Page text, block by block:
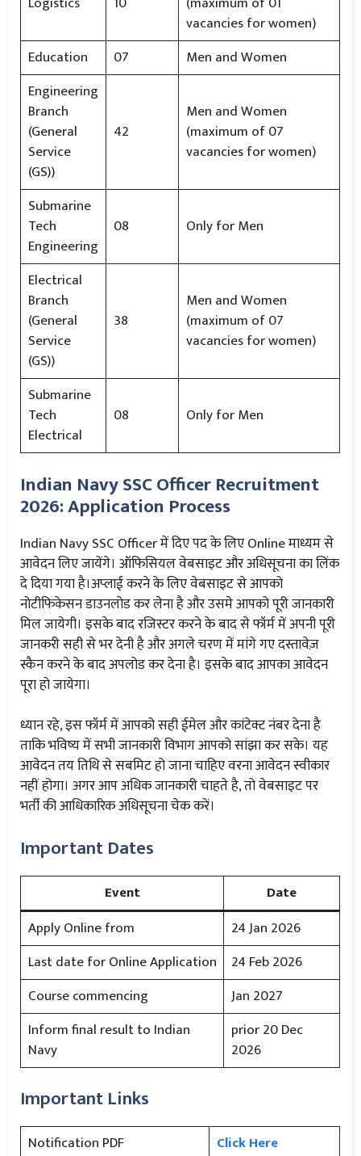
vacancies for women)
Education
07
Men and Women
Engineering
Branch
(General
Service
(GS))
42
Men and Women
(maximum of 07
vacancies for women)
Submarine
Tech
Engineering
08 Only for Men
Electrical
Branch
(General
Service
(GS))
38
Men and Women
(maximum of 07
vacancies for women)
Submarine
Tech
Electrical
08 Only for Men
Indian Navy SSC Officer Recruitment
2026: Application Process
Indian Navy SSC Officer में दिए पद के लिए Online माध्यम से
आवेदन लिए जायेंगे। ऑफिसियल वेबसाइट और अधिसूचना का लिंक
दे दिया गया है।अप्लाई करने के लिए वेबसाइट से आपको
नोटीफिकेसन डाउनलोड कर लेना है और उसमे आपको पूरी जानकारी
मिल जायेगी। इसके बाद रजिस्टर करने के बाद से फॉर्म में अपनी पूरी
जानकरी सही से भर देनी है और अगले चरण में मांगे गए दस्तावेज़
स्कैन करने के बाद अपलोड कर देना है। इसके बाद आपका आवेदन
पूरा हो जायेगा।
ध्यान रहे, इस फॉर्म में आपको सही ईमेल और कांटेक्ट नंबर देना है
ताकि भविष्य में सभी जानकारी विभाग आपको सांझा कर सके। यह
आवेदन तय तिथि से सबमिट हो जाना चाहिए वरना आवेदन स्वीकार
नहीं होगा। अगर आप अधिक जानकारी चाहते है, तो वेबसाइट पर
भर्ती की आधिकारिक अधिसूचना चेक करें।
Important Dates
Event
Date
Apply Online from
24 Jan 2026
Last date for Online Application
24 Feb 2026
Course commencing
Jan 2027
Inform final result to Indian
Navy
prior 20 Dec
2026
Important Links
Notification PDF
Click Here